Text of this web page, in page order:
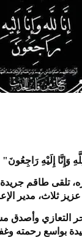
وَإِنَّا إِلَيْهِ رَاجِعُونَ"
تلقى طاقم جريدة
ثلاث، مدير
التعازي وأصدق
بواسع رحمته